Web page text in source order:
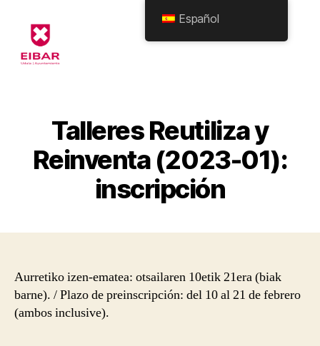
Formularioak
Talleres Reutiliza y
Reinventa (2023-01):
inscripción
Aurretiko izen-ematea: otsailaren 10etik 21era (biak
barne). / Plazo de preinscripción: del 10 al 21 de febrero
(ambos inclusive).
Español